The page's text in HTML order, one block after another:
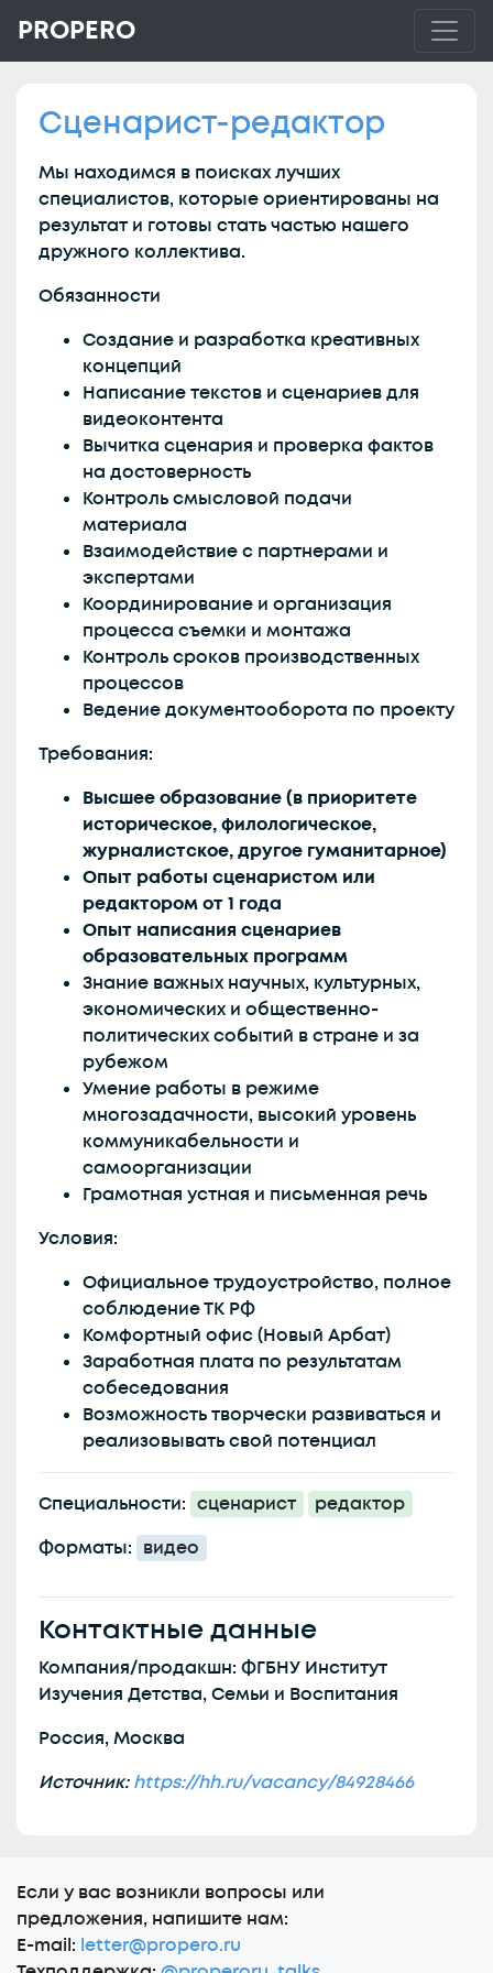
PROPERO
Сценарист-редактор
Мы находимся в поисках лучших
специалистов, которые ориентированы на
результат и готовы стать частью нашего
дружного коллектива.
Обязанности
Создание и разработка креативных
концепций
Написание текстов и сценариев для
видеоконтента
Вычитка сценария и проверка фактов
на достоверность
Контроль смысловой подачи
материала
Взаимодействие с партнерами и
экспертами
Координирование и организация
процесса съемки и монтажа
Контроль сроков производственных
процессов
Ведение документооборота по проекту
Требования:
Высшее образование (в приоритете
историческое, филологическое,
журналистское, другое гуманитарное)
Опыт работы сценаристом или
редактором от 1 года
Опыт написания сценариев
образовательных программ
Знание важных научных, культурных,
экономических и общественно-
политических событий в стране и за
рубежом
Умение работы в режиме
многозадачности, высокий уровень
коммуникабельности и
самоорганизации
Грамотная устная и письменная речь
Условия:
Официальное трудоустройство, полное
соблюдение ТК РФ
Комфортный офис (Новый Арбат)
Заработная плата по результатам
собеседования
Возможность творчески развиваться и
реализовывать свой потенциал
Специальности: сценарист
редактор
Форматы: видео
Контактные данные
Компания/продакшн: ФГБНУ Институт
Изучения Детства, Семьи и Воспитания
Россия, Москва
Источник:https://hh.ru/vacancy/84928466
Еcли у вас возникли вопросы или
предложения, напишите нам:
E-mail: letter@propero.ru